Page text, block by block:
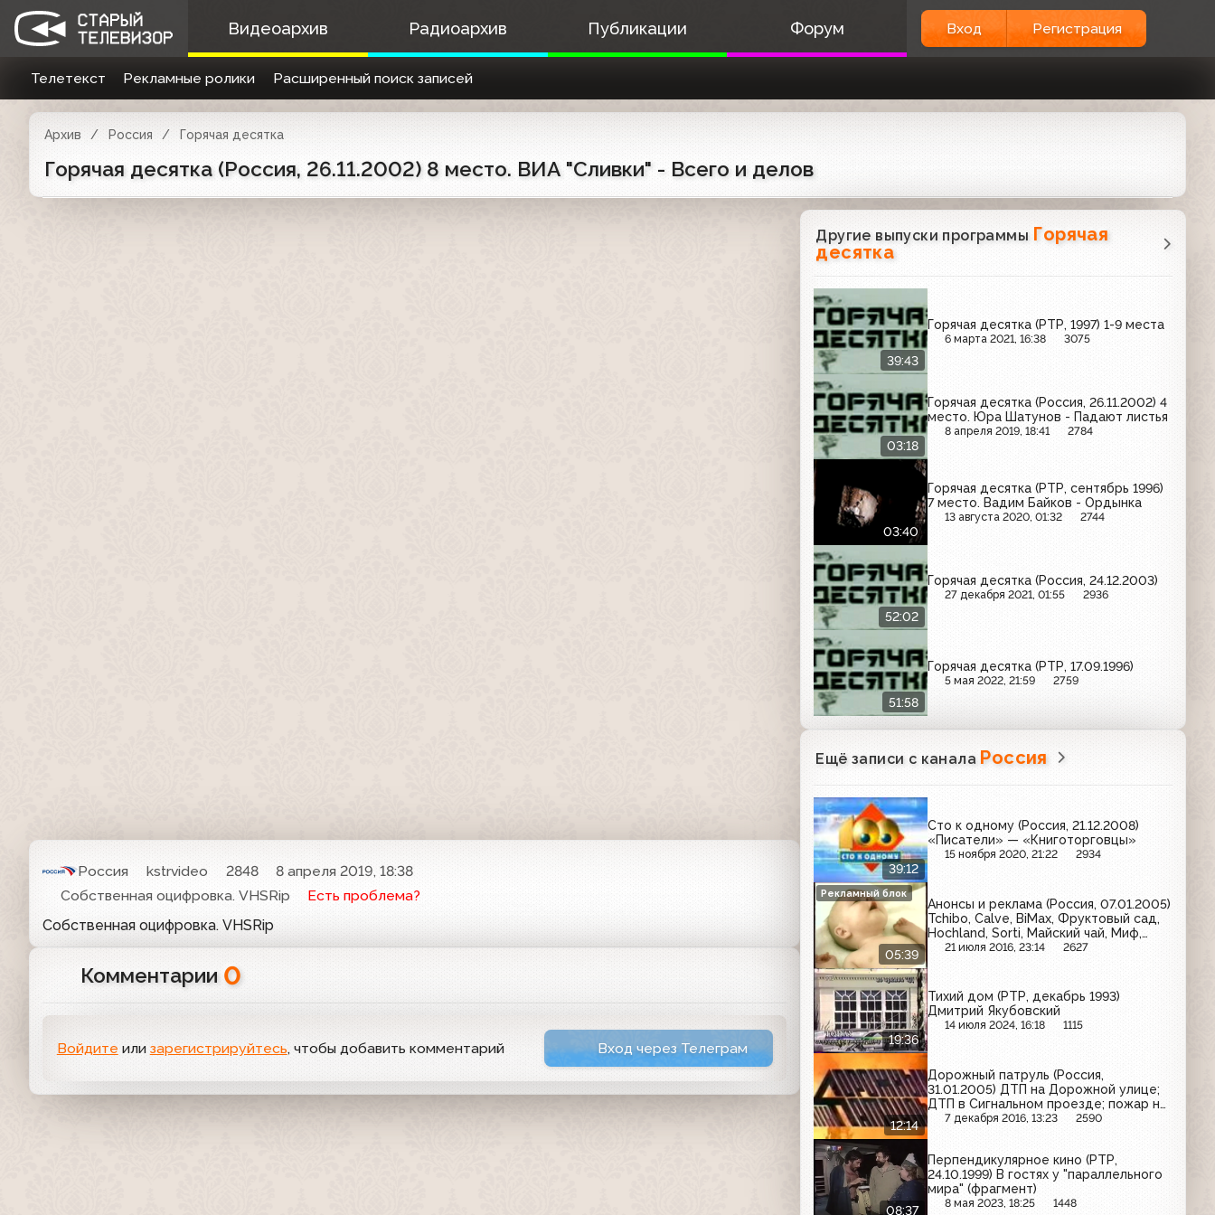
Видеоархив Радиоархив Публикации Форум Вход Регистрация
Телетекст Рекламные ролики Расширенный поиск записей
Архив Россия Горячая десятка
Горячая десятка (Россия, 26.11.2002) 8 место. ВИА "Сливки" - Всего и делов
Россия kstrvideo 2848
8 апреля 2019, 18:38
Собственная оцифровка. VHSRip
Есть проблема?
Собственная оцифровка. VHSRip
Комментарии 0
Войдите или зарегистрируйтесь, чтобы добавить комментарий Вход через Телеграм
Другие выпуски программы Горячая
десятка
39:43
Горячая десятка (РТР, 1997) 1-9 места
6 марта 2021, 16:38 3075
03:18
Горячая десятка (Россия, 26.11.2002) 4
место. Юра Шатунов - Падают листья
8 апреля 2019, 18:41 2784
03:40
Горячая десятка (РТР, сентябрь 1996)
7 место. Вадим Байков - Ордынка
13 августа 2020, 01:32 2744
52:02
Горячая десятка (Россия, 24.12.2003)
27 декабря 2021, 01:55 2936
51:58
Горячая десятка (РТР, 17.09.1996)
5 мая 2022, 21:59 2759
Ещё записи с канала Россия
39:12
Сто к одному (Россия, 21.12.2008)
«Писатели» — «Книготорговцы»
15 ноября 2020, 21:22 2934
05:39
Анонсы и реклама (Россия, 07.01.2005)
Tchibo, Calve, BiMax, Фруктовый сад,
Hochland, Sorti, Майский чай, Миф,
Maggi
21 июля 2016, 23:14 2627
Рекламный блок
19:36
Тихий дом (РТР, декабрь 1993)
Дмитрий Якубовский
14 июля 2024, 16:18 1115
12:14
Дорожный патруль (Россия,
31.01.2005) ДТП на Дорожной улице;
ДТП в Сигнальном проезде; пожар на
Цветном бульваре
7 декабря 2016, 13:23 2590
08:37
Перпендикулярное кино (РТР,
24.10.1999) В гостях у "параллельного
мира" (фрагмент)
8 мая 2023, 18:25 1448